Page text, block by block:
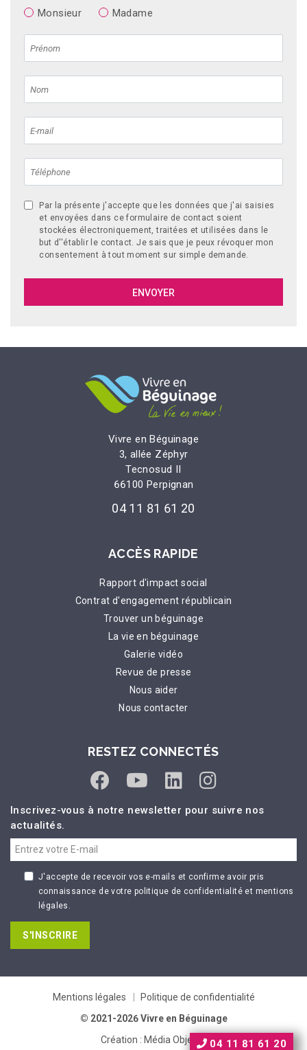
04 11 81 61 20
Monsieur Madame
Par la présente j'accepte que les données que j'ai saisies
et envoyées dans ce formulaire de contact soient
stockées électroniquement, traitées et utilisées dans le
but d''établir le contact. Je sais que je peux révoquer mon
consentement à tout moment sur simple demande.
Vivre en Béguinage
3, allée Zéphyr
Tecnosud II
66100 Perpignan
04 11 81 61 20
ACCÈS RAPIDE
Rapport d'impact social
Contrat d'engagement républicain
Trouver un béguinage
La vie en béguinage
Galerie vidéo
Revue de presse
Nous aider
Nous contacter
RESTEZ CONNECTÉS
Inscrivez-vous à notre newsletter pour suivre nos
actualités.
J'accepte de recevoir vos e-mails et confirme avoir pris
connaissance de votre politique de confidentialité et mentions
légales.
S'INSCRIRE
Mentions légales
Politique de confidentialité
© 2021-2026 Vivre en Béguinage
Création : Média Objectif